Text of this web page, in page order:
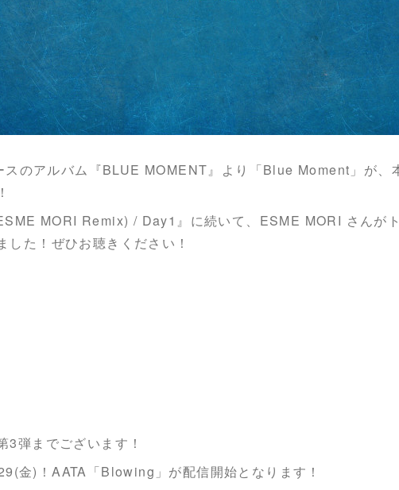
スのアルバム『BLUE MOMENT』より「Blue Moment」が、
MORI Remix) / Day1』に続いて、ESME MORI さんが
した！ぜひお聴きください！
3弾までございます！
金)！AATA「Blowing」が配信開始となります！